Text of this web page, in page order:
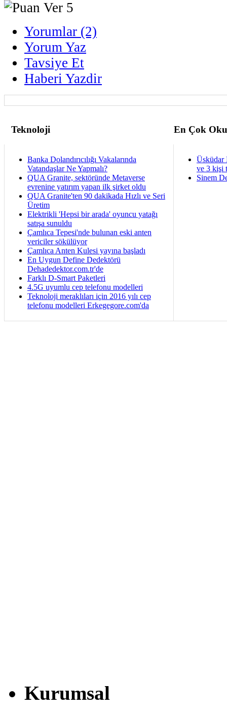
Yorumlar (2)
Yorum Yaz
Tavsiye Et
Haberi Yazdir
Teknoloji En Çok
Banka Dolandırıcılığı Vakalarında
Vatandaşlar Ne Yapmalı?
QUA Granite, sektöründe Metaverse
evrenine yatırım yapan ilk şirket oldu
QUA Granite'ten 90 dakikada Hızlı ve Seri
Üretim
Elektrikli 'Hepsi bir arada' oyuncu yatağı
satışa sunuldu
Çamlıca Tepesi'nde bulunan eski anten
vericiler sökülüyor
Çamlıca Anten Kulesi yayına başladı
En Uygun Define Dedektörü
Dehadedektor.com.tr'de
Farklı D-Smart Paketleri
4.5G uyumlu cep telefonu modelleri
Teknoloji meraklıları için 2016 yılı cep
telefonu modelleri Erkegegore.com'da
Üsküdar
ve 3 kişi
Sinem
Kurumsal